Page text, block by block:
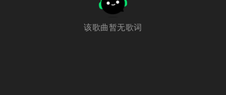
该歌曲暂无歌词